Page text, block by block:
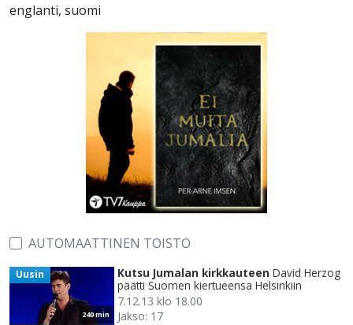
englanti, suomi
AUTOMAATTINEN TOISTO
240 min
Uusin Kutsu Jumalan kirkkauteen David Herzog
päätti Suomen kiertueensa Helsinkiin
7.12.13 klo 18.00
Jakso: 17